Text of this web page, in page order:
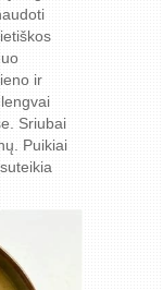
ir
Sriubai
Puikiai